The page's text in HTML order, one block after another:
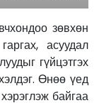
зөвхөн
асуудал
гүйцэтгэх
Өнөө үед
байгаа